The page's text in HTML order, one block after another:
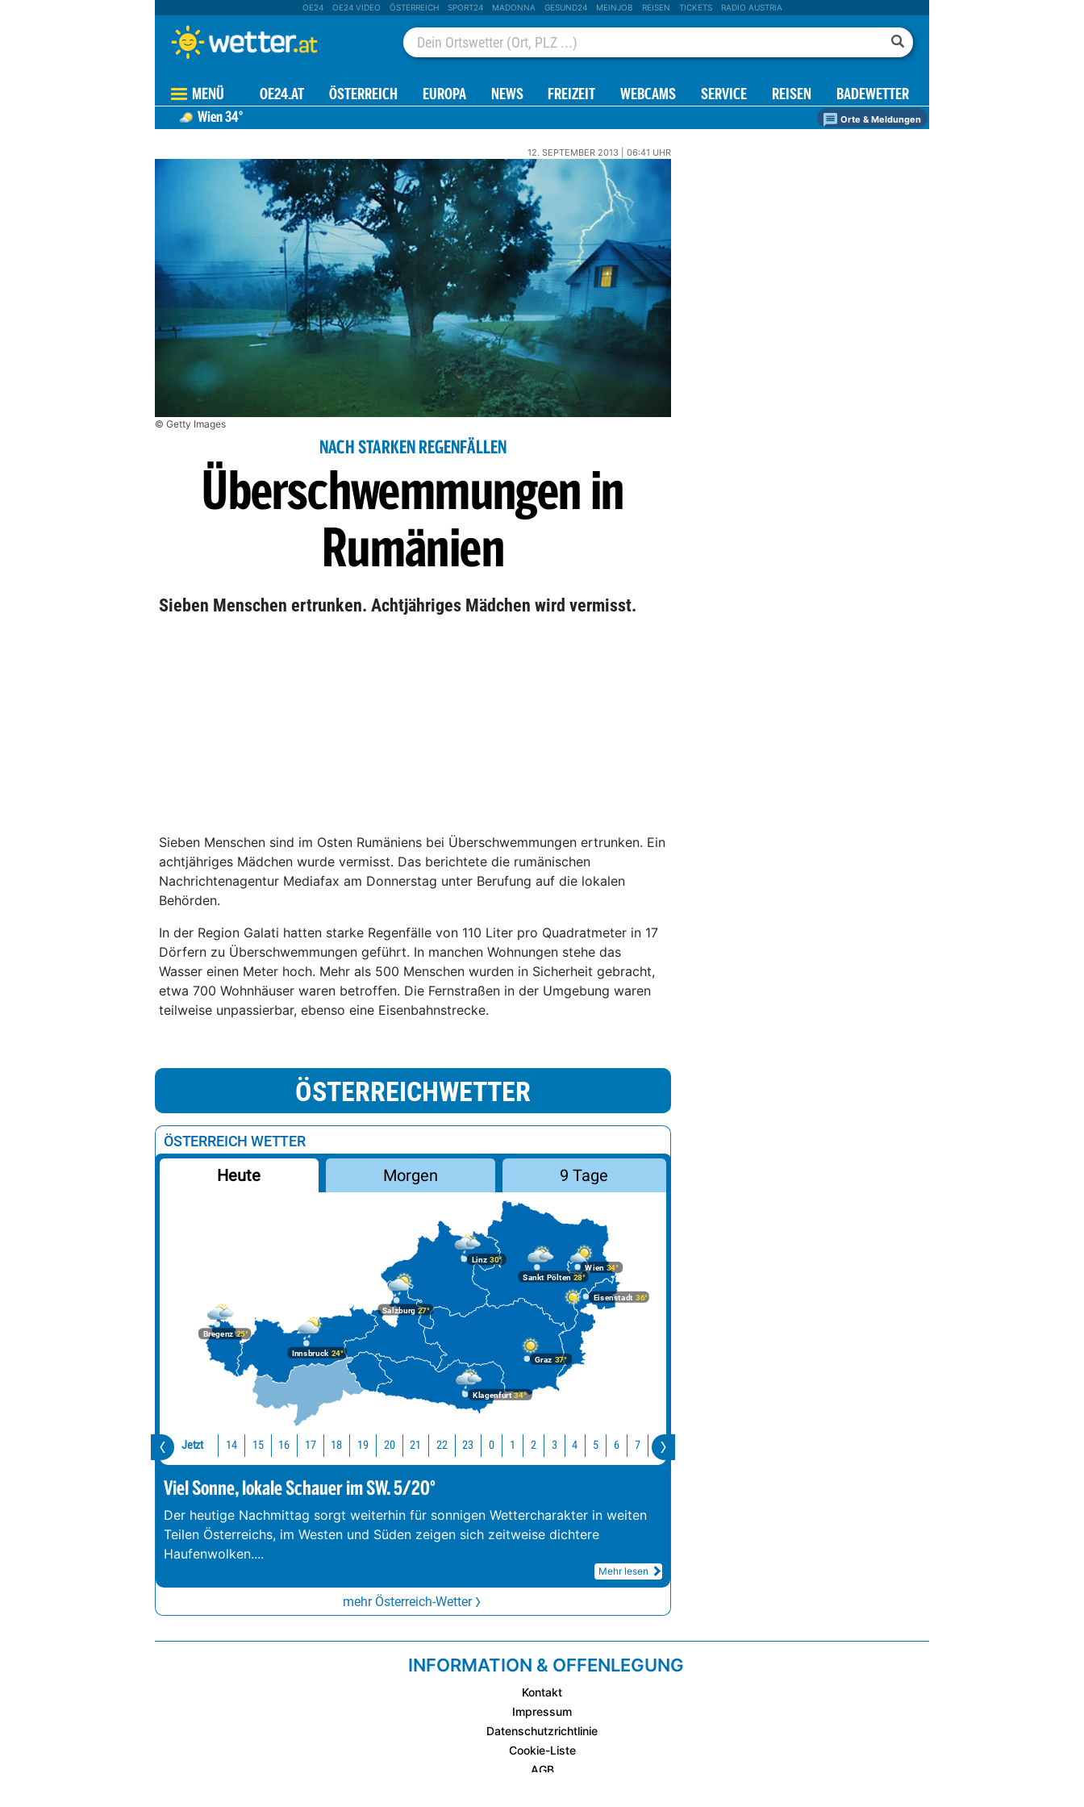
OE24 OE24 VIDEO ÖSTERREICH SPORT24 MADONNA GESUND24 MEINJOB REISEN TICKETS RADIO AUSTRIA
MENÜ OE24.AT ÖSTERREICH EUROPA NEWS FREIZEIT WEBCAMS SERVICE REISEN BADEWETTER
Wien34° Orte & Meldungen
12. SEPTEMBER 2013 | 06:41 UHR
© Getty Images
NACH STARKEN REGENFÄLLEN
Überschwemmungen in
Rumänien
Sieben Menschen ertrunken. Achtjähriges Mädchen wird vermisst.
Sieben Menschen sind im Osten Rumäniens bei Überschwemmungen ertrunken. Ein
achtjähriges Mädchen wurde vermisst. Das berichtete die rumänischen
Nachrichtenagentur Mediafax am Donnerstag unter Berufung auf die lokalen
Behörden.
In der Region Galati hatten starke Regenfälle von 110 Liter pro Quadratmeter in 17
Dörfern zu Überschwemmungen geführt. In manchen Wohnungen stehe das
Wasser einen Meter hoch. Mehr als 500 Menschen wurden in Sicherheit gebracht,
etwa 700 Wohnhäuser waren betroffen. Die Fernstraßen in der Umgebung waren
teilweise unpassierbar, ebenso eine Eisenbahnstrecke.
ÖSTERREICHWETTER
ÖSTERREICH WETTER
Heute Morgen 9 Tage
Bregenz25°
Graz 37°
Innsbruck24°
Klagenfurt34°
Linz 30°
Salzburg27°
Wien 34°
Eisenstadt 36°
Sankt Pölten 28°
Jetzt 14 15 16 17 18 19 20 21 22 23 0 1 2 3 4 5 6 7 8
Viel Sonne, lokale Schauer im SW. 5/20°
Der heutige Nachmittag sorgt weiterhin für sonnigen Wettercharakter in weiten
Teilen Österreichs, im Westen und Süden zeigen sich zeitweise dichtere
Haufenwolken....
Mehr lesen
mehr Österreich-Wetter
INFORMATION & OFFENLEGUNG
Kontakt
Impressum
Datenschutzrichtlinie
Cookie-Liste
AGB